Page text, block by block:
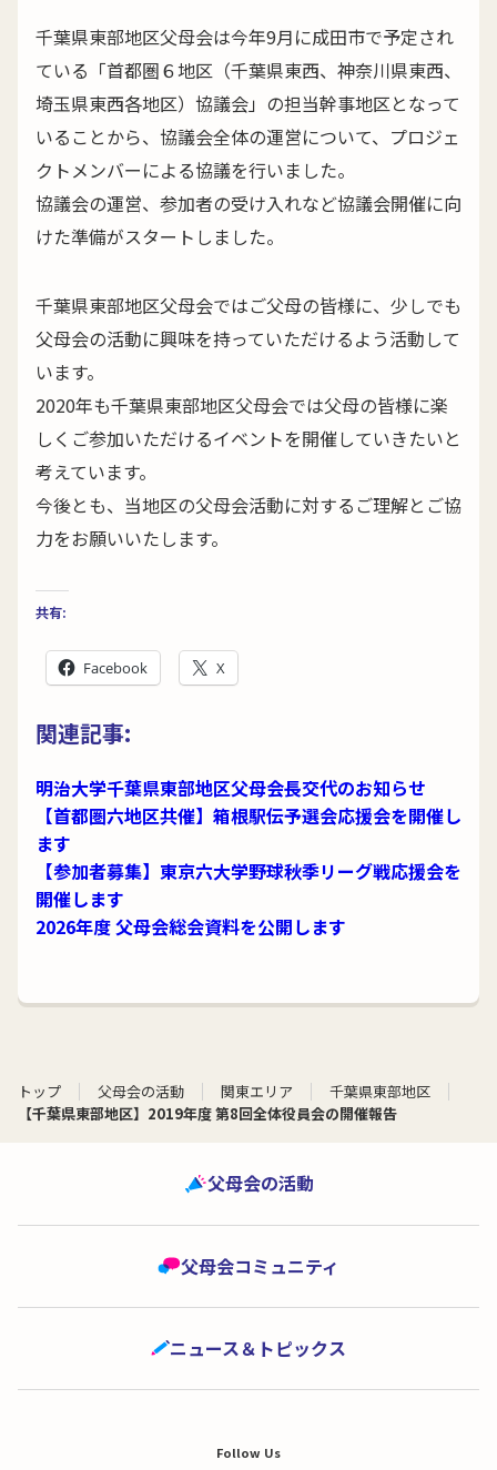
千葉県東部地区父母会は今年9月に成田市で予定され
ている「首都圏６地区（千葉県東西、神奈川県東西、
埼玉県東西各地区）協議会」の担当幹事地区となって
いることから、協議会全体の運営について、プロジェ
クトメンバーによる協議を行いました。
協議会の運営、参加者の受け入れなど協議会開催に向
けた準備がスタートしました。
千葉県東部地区父母会ではご父母の皆様に、少しでも
父母会の活動に興味を持っていただけるよう活動して
います。
2020年も千葉県東部地区父母会では父母の皆様に楽
しくご参加いただけるイベントを開催していきたいと
考えています。
今後とも、当地区の父母会活動に対するご理解とご協
力をお願いいたします。
共有:
Facebook X
関連記事:
明治大学千葉県東部地区父母会長交代のお知らせ
【首都圏六地区共催】箱根駅伝予選会応援会を開催し
ます
【参加者募集】東京六大学野球秋季リーグ戦応援会を
開催します
2026年度 父母会総会資料を公開します
トップ 父母会の活動 関東エリア
千葉県東部地区
【千葉県東部地区】2019年度 第8回全体役員会の開催報告
父母会の活動
父母会コミュニティ
ニュース＆トピックス
Follow Us